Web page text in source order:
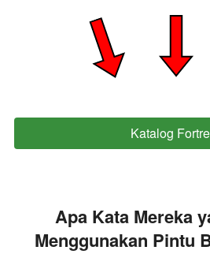
`Katalog
Apa Kata Mereka
Menggunakan Pintu